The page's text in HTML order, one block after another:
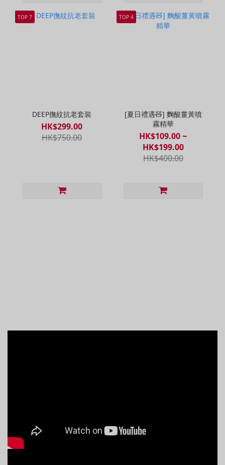
TOP 7
DEEP撫紋抗老套裝
HK$299.00
HK$750.00
TOP 4
[夏日禮遇🧸] 麴酸薑黃噴
霧精華
HK$109.00 ~
HK$199.00
HK$400.00